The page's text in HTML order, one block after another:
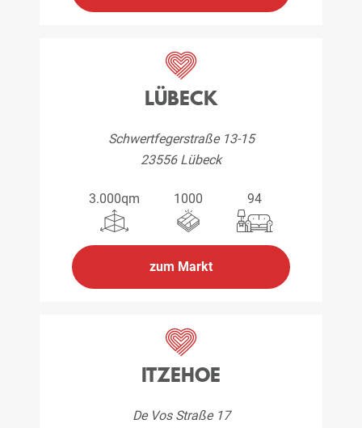
LÜBECK
Schwertfegerstraße 13-15
23556 Lübeck
3.000qm 1000 94
zum Markt
ITZEHOE
De Vos Straße 17